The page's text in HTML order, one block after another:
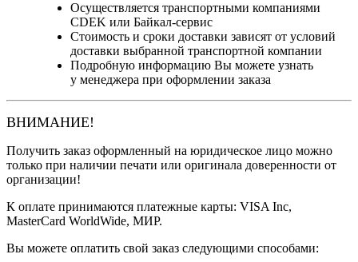
Осуществляется транспортными компаниями
CDEK или Байкал-сервис
Стоимость и сроки доставки зависят от условий
доставки выбранной транспортной компании
Подробную информацию Вы можете узнать
у менеджера при оформлении заказа
ВНИМАНИЕ!
Получить заказ оформленный на юридическое лицо можно
только при наличии печати или оригинала доверенности от
организации!
К оплате принимаются платежные карты: VISA Inc,
MasterCard WorldWide, МИР.
Вы можете оплатить свой заказ следующими способами: